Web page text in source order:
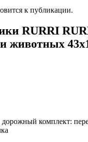
к публикации.
RURRI
животных
комплект: